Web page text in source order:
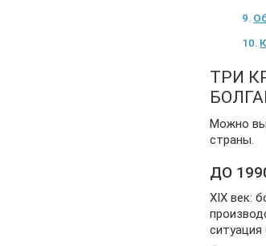
ТРИ
Можно
страны.
ДО
XIX век:
ситуация